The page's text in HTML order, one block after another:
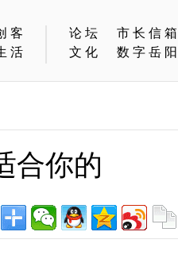
客
活
论坛
市长信箱
文化
数字岳阳
合你的